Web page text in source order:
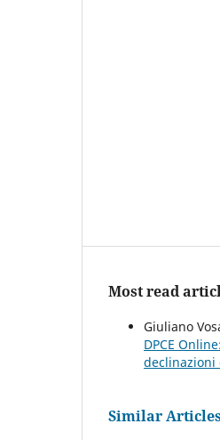
Most read
Giuliano
DPCE
Similar